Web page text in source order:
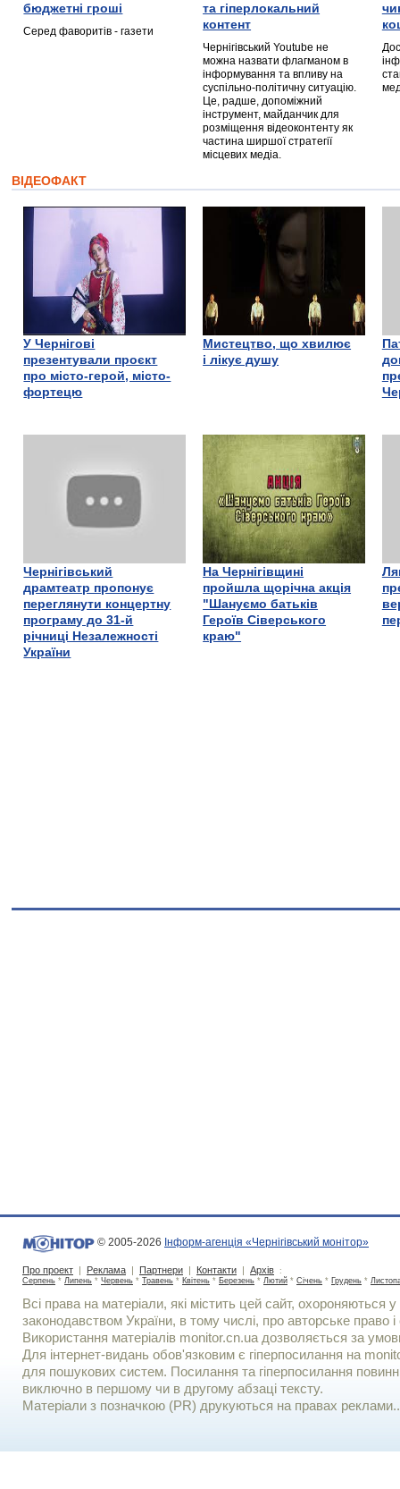
бюджетні гроші
Серед фаворитів - газети
та гіперлокальний
контент
Чернігівський Youtube не
можна назвати флагманом в
інформування та впливу на
суспільно-політичну ситуацію.
Це, радше, допоміжний
інструмент, майданчик для
розміщення відеоконтенту як
частина ширшої стратегії
місцевих медіа.
ВІДЕОФАКТ
У Чернігові
презентували проєкт
про місто-герой, місто-
фортецю
Мистецтво, що хвилює
і лікує душу
Чернігівський
драмтеатр пропонує
переглянути концертну
програму до 31-й
річниці Незалежності
України
На Чернігівщині
пройшла щорічна акція
"Шануємо батьків
Героїв Сіверського
краю"
© 2005-2026 Інформ-агенція «Чернігівський монітор»
Про проект | Реклама | Партнери | Контакти | Архів :
Серпень * Липень * Червень * Травень * Квітень * Березень * Лютий * Січень * Грудень *
Всі права на матеріали, які містить цей сайт, охороняються у
законодавством України, в тому числі, про авторське право і
Використання матерiалiв monitor.cn.ua дозволяється за
Для iнтернет-видань обов'язковим є гiперпосилання на
для пошукових систем. Посилання та гіперпосилання
виключно в першому чи в другому абзаці тексту.
Матеріали з позначкою (PR) друкуються на правах реклами..